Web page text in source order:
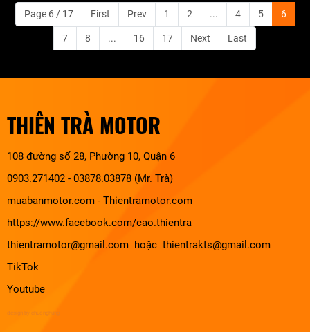
Page 6 / 17 First Prev 1 2 ... 4 5 6
7 8 ... 16 17 Next Last
THIÊN TRÀ MOTOR
108 đường số 28, Phường 10, Quận 6
0903.271402 - 03878.03878 (Mr. Trà)
muabanmotor.com - Thientramotor.com
https://www.facebook.com/cao.thientra
thientramotor@gmail.com hoặc thientrakts@gmail.com
TikTok
Youtube
design by chuonghung